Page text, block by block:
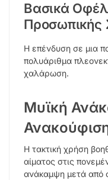
Βασικά
Προσωπικής
Η επένδυση σε μια
πολυάριθμα
χαλάρωση.
Μυϊκή
Η τακτική χρήση
αίματος στις
ανάκαμψη μετά από